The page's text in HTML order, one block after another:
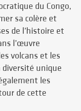
du Congo,
sa colère et
de l’histoire et
l’œuvre
volcans et les
unique
les
de cette